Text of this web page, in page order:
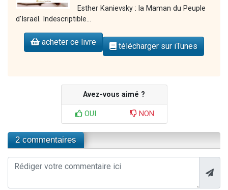
Esther Kanievsky : la Maman du Peuple
d'Israël. Indescriptible...
acheter ce livre télécharger sur iTunes
Avez-vous aimé ?
OUI NON
2 commentaires